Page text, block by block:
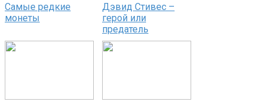
Самые редкие
монеты
Дэвид Стивес –
герой или
предатель